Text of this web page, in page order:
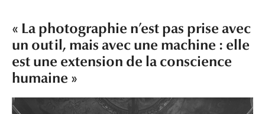
« La photographie n’est pas prise avec
un outil, mais avec une machine : elle
est une extension de la conscience
humaine »